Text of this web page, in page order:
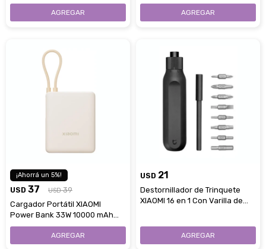
- Gray - Green
5
USD 37 USD 39
Cargador Portátil XIAOMI
Power Bank 33W 10000 mAh
Cable Integrado - Tan
USD 21
Destornillador de Trinquete
XIAOMI 16 en 1 Con Varilla de